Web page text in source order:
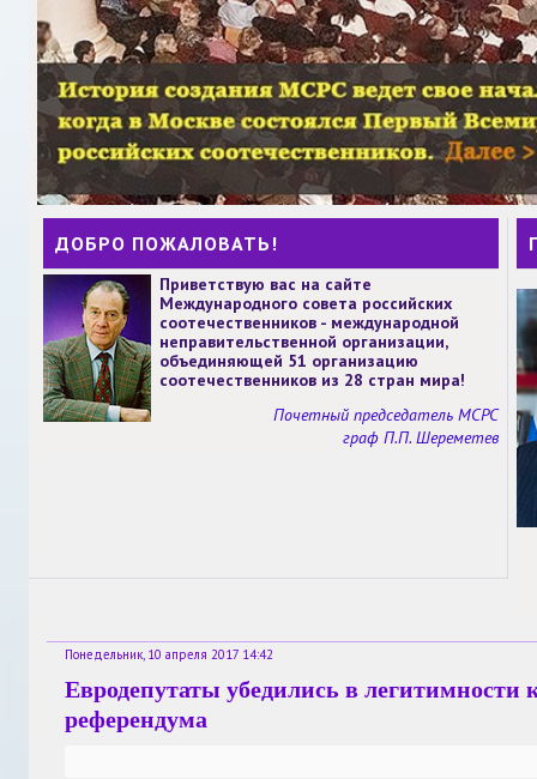
ДОБРО ПОЖАЛОВАТЬ!
Приветствую вас на сайте
Международного совета российских
соотечественников - международной
неправительственной организации,
объединяющей 51 организацию
соотечественников из 28 стран мира!
Почетный председатель МСРС
граф П.П. Шереметев
Понедельник, 10 апреля 2017 14:42
Евродепутаты убедились в легитимности
референдума